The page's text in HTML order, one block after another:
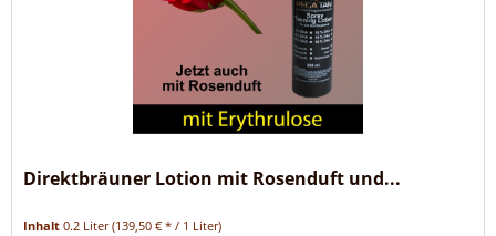
Direktbräuner Lotion mit Rosenduft und...
Inhalt0.2 Liter(139,50 € * / 1 Liter)